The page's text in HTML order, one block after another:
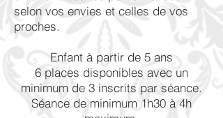
selon vos envies et celles de vos
proches.
Enfant à partir de 5 ans
6 places disponibles avec un
minimum de 3 inscrits par séance.
Séance de minimum 1h30 à 4h